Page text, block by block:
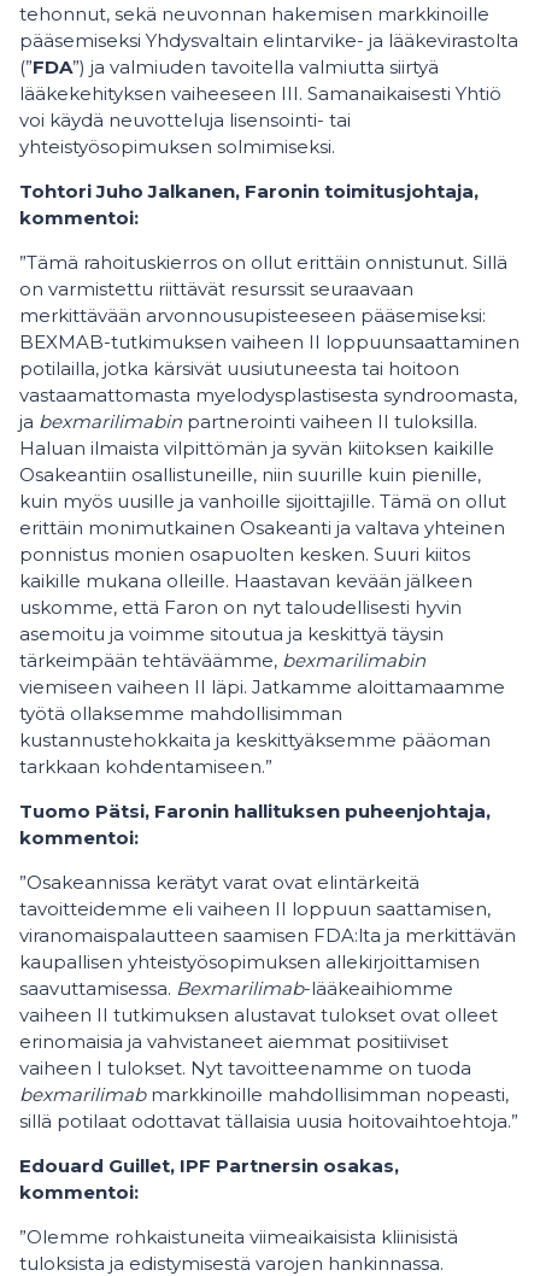
tehonnut, sekä neuvonnan hakemisen markkinoille
pääsemiseksi Yhdysvaltain elintarvike- ja lääkevirastolta
(”FDA”) ja valmiuden tavoitella valmiutta siirtyä
lääkekehityksen vaiheeseen III. Samanaikaisesti Yhtiö
voi käydä neuvotteluja lisensointi- tai
yhteistyösopimuksen solmimiseksi.
Tohtori Juho Jalkanen, Faronin toimitusjohtaja,
kommentoi:
”Tämä rahoituskierros on ollut erittäin onnistunut. Sillä
on varmistettu riittävät resurssit seuraavaan
merkittävään arvonnousupisteeseen pääsemiseksi:
BEXMAB-tutkimuksen vaiheen II loppuunsaattaminen
potilailla, jotka kärsivät uusiutuneesta tai hoitoon
vastaamattomasta myelodysplastisesta syndroomasta,
ja bexmarilimabin partnerointi vaiheen II tuloksilla.
Haluan ilmaista vilpittömän ja syvän kiitoksen kaikille
Osakeantiin osallistuneille, niin suurille kuin pienille,
kuin myös uusille ja vanhoille sijoittajille. Tämä on ollut
erittäin monimutkainen Osakeanti ja valtava yhteinen
ponnistus monien osapuolten kesken. Suuri kiitos
kaikille mukana olleille. Haastavan kevään jälkeen
uskomme, että Faron on nyt taloudellisesti hyvin
asemoitu ja voimme sitoutua ja keskittyä täysin
tärkeimpään tehtäväämme, bexmarilimabin
viemiseen vaiheen II läpi. Jatkamme aloittamaamme
työtä ollaksemme mahdollisimman
kustannustehokkaita ja keskittyäksemme pääoman
tarkkaan kohdentamiseen.”
Tuomo Pätsi, Faronin hallituksen puheenjohtaja,
kommentoi:
”Osakeannissa kerätyt varat ovat elintärkeitä
tavoitteidemme eli vaiheen II loppuun saattamisen,
viranomaispalautteen saamisen FDA:lta ja merkittävän
kaupallisen yhteistyösopimuksen allekirjoittamisen
saavuttamisessa. Bexmarilimab-lääkeaihiomme
vaiheen II tutkimuksen alustavat tulokset ovat olleet
erinomaisia ja vahvistaneet aiemmat positiiviset
vaiheen I tulokset. Nyt tavoitteenamme on tuoda
bexmarilimabmarkkinoille mahdollisimman nopeasti,
sillä potilaat odottavat tällaisia uusia hoitovaihtoehtoja.”
Edouard Guillet, IPF Partnersin osakas,
kommentoi:
”Olemme rohkaistuneita viimeaikaisista kliinisistä
tuloksista ja edistymisestä varojen hankinnassa.